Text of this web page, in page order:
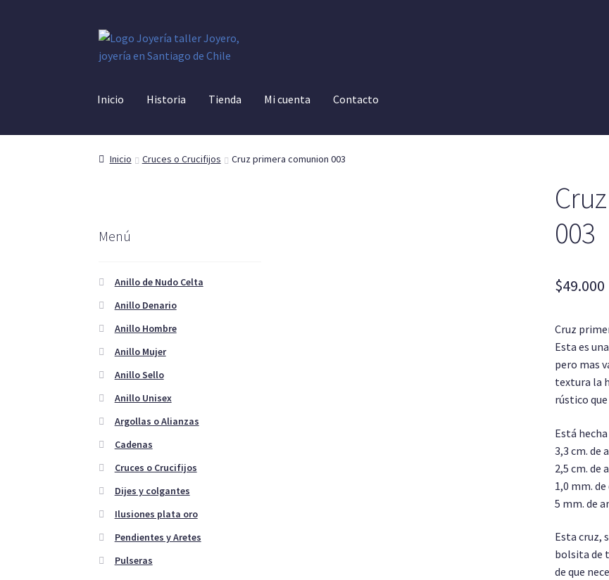
Ir
a
Ir
al
Inicio Historia Tienda Mi cuenta Contacto
Inicio Cruces o Crucifijos Cruz primera comunion 003
003
$49.000
Cruz
Esta es
pero mas
textura la
rústico
Está
3,3 cm. de
2,5 cm. de
1,0 mm.
5 mm. de
Esta cruz,
bolsita de
de que
Menú
Anillo de Nudo Celta
Anillo Denario
Anillo Hombre
Anillo Mujer
Anillo Sello
Anillo Unisex
Argollas o Alianzas
Cadenas
Cruces o Crucifijos
Dijes y colgantes
Ilusiones plata oro
Pendientes y Aretes
Pulseras